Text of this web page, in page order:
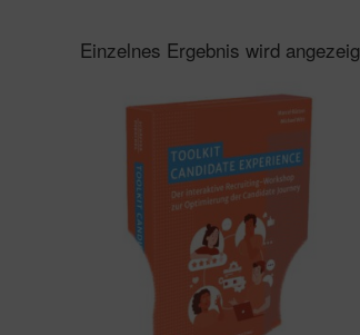
Einzelnes Ergebnis wird